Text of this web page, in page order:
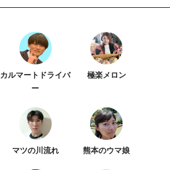
カルマートドライバ
ー
極楽メロン
マツの川流れ 熊本のウマ娘